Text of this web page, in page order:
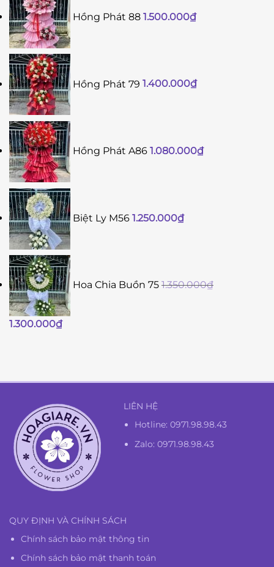
Hồng Phát 88 1.500.000₫
Hồng Phát 79 1.400.000₫
Hồng Phát A86 1.080.000₫
Biệt Ly M56 1.250.000₫
Hoa Chia Buồn 75 1.350.000₫
Giá
1.300.000₫Giá
1.300.000₫.
LIÊN HỆ
Hotline:0971.98.98.43
Zalo: 0971.98.98.43
QUY ĐỊNH VÀ CHÍNH SÁCH
Chính sách bảo mật thông tin
Chính sách bảo mật thanh toán